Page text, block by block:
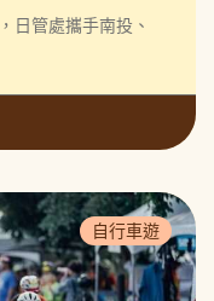
日管處攜手南投、
自行車遊